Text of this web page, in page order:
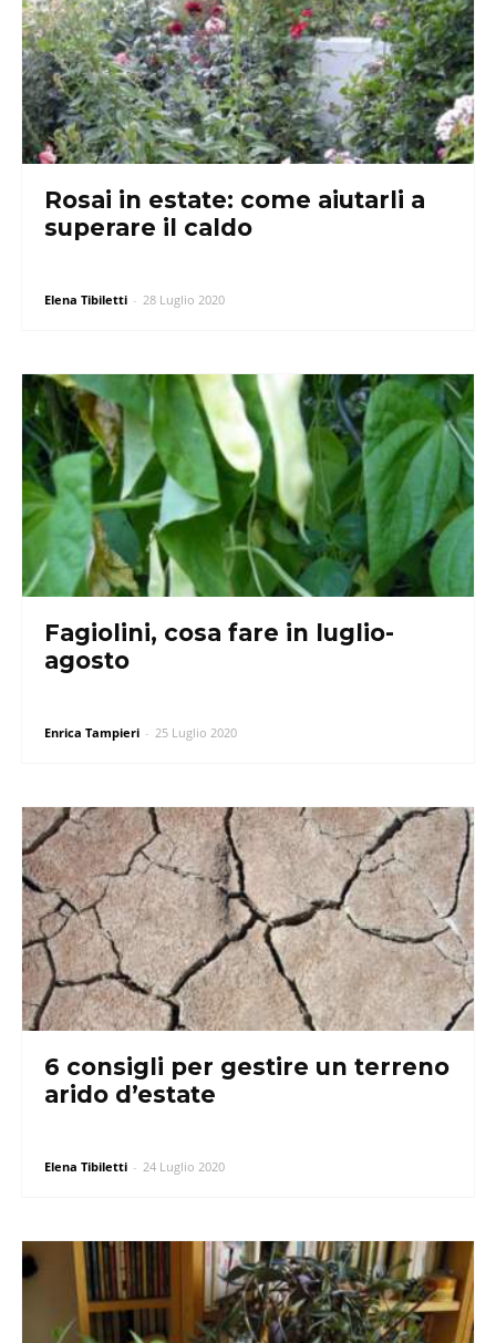
Rosai in estate: come aiutarli a
superare il caldo
Elena Tibiletti - 28 Luglio 2020
Fagiolini, cosa fare in luglio-
agosto
Enrica Tampieri - 25 Luglio 2020
6 consigli per gestire un terreno
arido d’estate
Elena Tibiletti - 24 Luglio 2020